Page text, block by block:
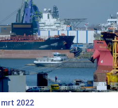
mrt 2022